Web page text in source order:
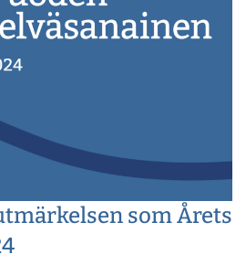
som Årets